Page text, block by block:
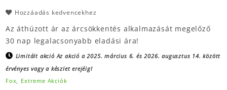
Hozzáadás kedvencekhez
Az áthúzott ár az árcsökkentés alkalmazását megelőző
30 nap legalacsonyabb eladási ára!
Limitált akcióAz akció a 2025. március 6. és 2026. augusztus 14. között
érvényes vagy a készlet erejéig!
Fox, Extreme Akciók